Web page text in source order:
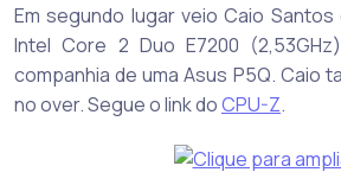
Em segundo lugar veio Caio
Intel Core 2 Duo E7200
companhia de uma Asus P5Q. Caio
no over. Segue o link doCPU-Z.